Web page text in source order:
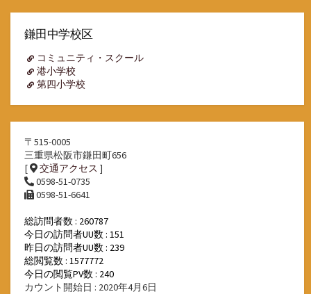
イ
鎌田中学校区
コミュニティ・スクール
港小学校
第四小学校
〒515-0005
三重県松阪市鎌田町656
[
交通アクセス ]
0598-51-0735
0598-51-6641
総訪問者数 : 260787
今日の訪問者UU数 : 151
昨日の訪問者UU数 : 239
総閲覧数 : 1577772
今日の閲覧PV数 : 240
カウント開始日 : 2020年4月6日